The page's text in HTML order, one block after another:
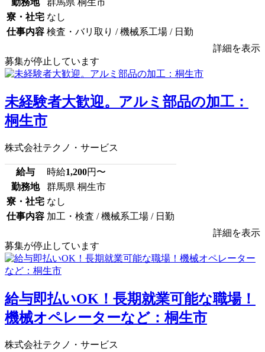
勤務地
群馬県 桐生市
寮・社宅 なし
仕事内容 検査・バリ取り / 機械系工場 / 日勤
詳細を表示
募集が停止しています
未経験者大歓迎。アルミ部品の加工：
桐生市
株式会社テクノ・サービス
給与 時給1,200円〜
勤務地
群馬県 桐生市
寮・社宅 なし
仕事内容 加工・検査 / 機械系工場 / 日勤
詳細を表示
募集が停止しています
給与即払いOK！長期就業可能な職場！
機械オペレーターなど：桐生市
株式会社テクノ・サービス